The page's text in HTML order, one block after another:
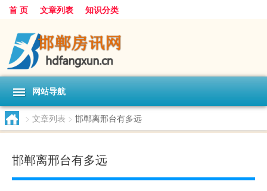
首 页 文章列表 知识分类
网站导航
> 文章列表 > 邯郸离邢台有多远
邯郸离邢台有多远